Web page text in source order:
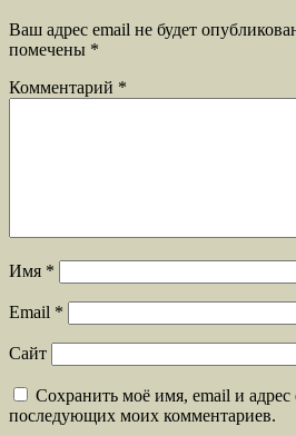
Ваш адрес email не будет
помечены *
Комментарий *
Имя *
Email *
Сайт
Сохранить моё имя, email и адрес
последующих моих комментариев.